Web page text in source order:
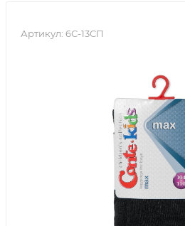
Артикул: 6С-13СП